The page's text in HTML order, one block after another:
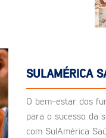
SULAMÉRICA
O bem-estar dos
para o sucesso da
com SulAmérica